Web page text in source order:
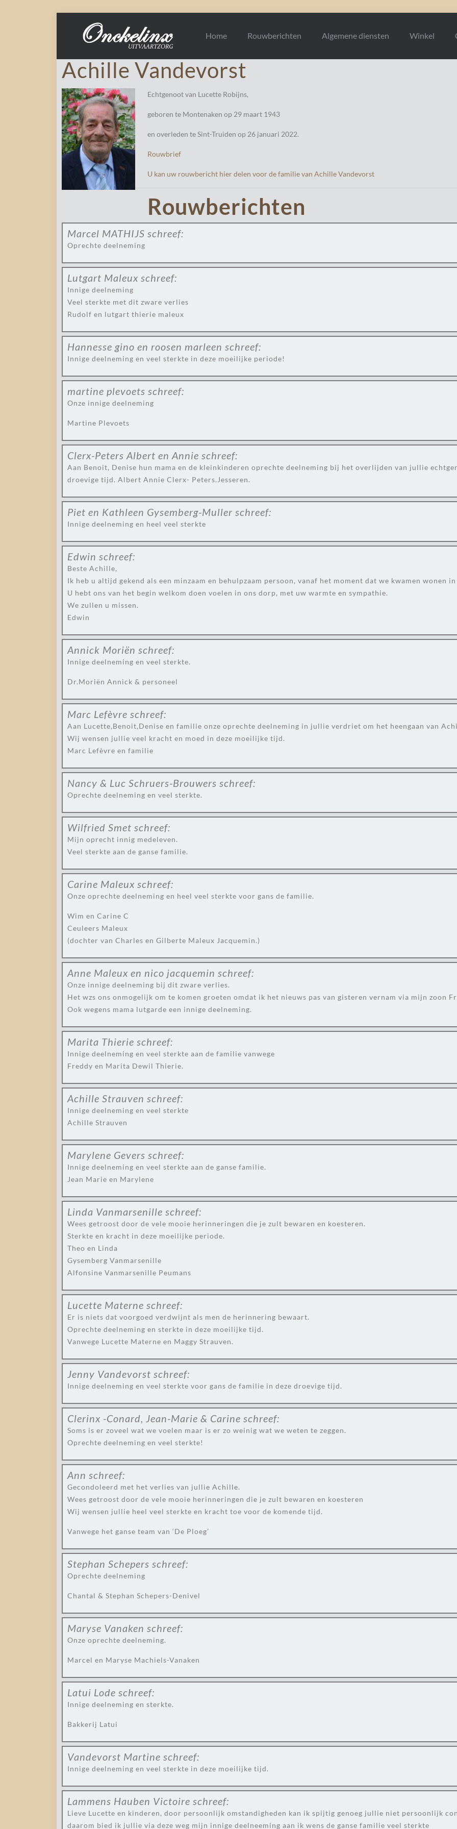
Home Rouwberichten Algemene diensten Winkel
Achille Vandevorst
Echtgenoot van Lucette Robijns,
geboren te Montenaken op 29 maart 1943
en overleden te Sint-Truiden op 26 januari 2022.
Rouwbrief
U kan uw rouwbericht hier delen voor de familie van Achille Vandevorst
Rouwberichten
Marcel MATHIJS schreef:
Oprechte deelneming
Lutgart Maleux schreef:
Innige deelneming
Veel sterkte met dit zware verlies
Rudolf en lutgart thierie maleux
Hannesse gino en roosen marleen schreef:
Innige deelneming en veel sterkte in deze moeilijke periode!
martine plevoets schreef:
Onze innige deelneming
Martine Plevoets
Clerx-Peters Albert en Annie schreef:
Aan Benoit, Denise hun mama en de kleinkinderen oprechte deelneming bij het overlijden van jullie
droevige tijd. Albert Annie Clerx- Peters.Jesseren.
Piet en Kathleen Gysemberg-Muller schreef:
Innige deelneming en heel veel sterkte
Edwin schreef:
Beste Achille,
Ik heb u altijd gekend als een minzaam en behulpzaam persoon, vanaf het moment dat we kwamen wonen
U hebt ons van het begin welkom doen voelen in ons dorp, met uw warmte en sympathie.
We zullen u missen.
Edwin
Annick Moriën schreef:
Innige deelneming en veel sterkte.
Dr.Moriën Annick & personeel
Marc Lefèvre schreef:
Aan Lucette,Benoit,Denise en familie onze oprechte deelneming in jullie verdriet om het heengaan van
Wij wensen jullie veel kracht en moed in deze moeilijke tijd.
Marc Lefèvre en familie
Nancy & Luc Schruers-Brouwers schreef:
Oprechte deelneming en veel sterkte.
Wilfried Smet schreef:
Mijn oprecht innig medeleven.
Veel sterkte aan de ganse familie.
Carine Maleux schreef:
Onze oprechte deelneming en heel veel sterkte voor gans de familie.
Wim en Carine C
Ceuleers Maleux
(dochter van Charles en Gilberte Maleux Jacquemin.)
Anne Maleux en nico jacquemin schreef:
Onze innige deelneming bij dit zware verlies.
Het wzs ons onmogelijk om te komen groeten omdat ik het nieuws pas van gisteren vernam via mijn zoon
Ook wegens mama lutgarde een innige deelneming.
Marita Thierie schreef:
Innige deelneming en veel sterkte aan de familie vanwege
Freddy en Marita Dewil Thierie.
Achille Strauven schreef:
Innige deelneming en veel sterkte
Achille Strauven
Marylene Gevers schreef:
Innige deelneming en veel sterkte aan de ganse familie.
Jean Marie en Marylene
Linda Vanmarsenille schreef:
Wees getroost door de vele mooie herinneringen die je zult bewaren en koesteren.
Sterkte en kracht in deze moeilijke periode.
Theo en Linda
Gysemberg Vanmarsenille
Alfonsine Vanmarsenille Peumans
Lucette Materne schreef:
Er is niets dat voorgoed verdwijnt als men de herinnering bewaart.
Oprechte deelneming en sterkte in deze moeilijke tijd.
Vanwege Lucette Materne en Maggy Strauven.
Jenny Vandevorst schreef:
Innige deelneming en veel sterkte voor gans de familie in deze droevige tijd.
Clerinx -Conard, Jean-Marie & Carine schreef:
Soms is er zoveel wat we voelen maar is er zo weinig wat we weten te zeggen.
Oprechte deelneming en veel sterkte!
Ann schreef:
Gecondoleerd met het verlies van jullie Achille.
Wees getroost door de vele mooie herinneringen die je zult bewaren en koesteren
Wij wensen jullie heel veel sterkte en kracht toe voor de komende tijd.
Vanwege het ganse team van ‘De Ploeg’
Stephan Schepers schreef:
Oprechte deelneming
Chantal & Stephan Schepers-Denivel
Maryse Vanaken schreef:
Onze oprechte deelneming.
Marcel en Maryse Machiels-Vanaken
Latui Lode schreef:
Innige deelneming en sterkte.
Bakkerij Latui
Vandevorst Martine schreef:
Innige deelneming en veel sterkte in deze moeilijke tijd.
Lammens Hauben Victoire schreef:
Lieve Lucette en kinderen, door persoonlijk omstandigheden kan ik spijtig genoeg jullie niet persoonlijk
daarom bied ik jullie via deze weg mijn innige deelneeming aan ik wens de ganse familie veel sterkte